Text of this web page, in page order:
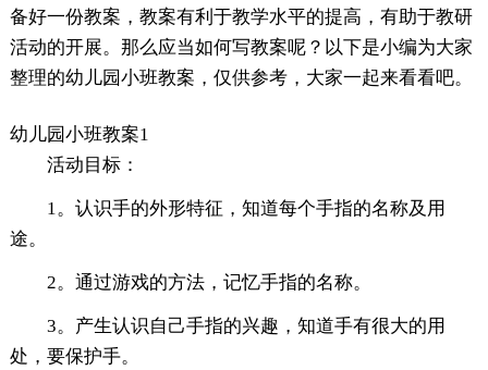
备好一份教案，教案有利于教学水平的提高，有助于教研
活动的开展。那么应当如何写教案呢？以下是小编为大家
整理的幼儿园小班教案，仅供参考，大家一起来看看吧。
幼儿园小班教案1
活动目标：
1。认识手的外形特征，知道每个手指的名称及用
途。
2。通过游戏的方法，记忆手指的名称。
3。产生认识自己手指的兴趣，知道手有很大的用
处，要保护手。